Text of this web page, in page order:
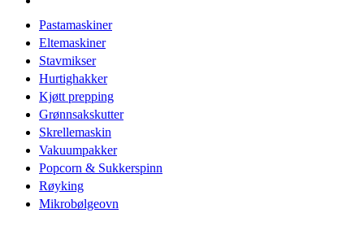
Pastamaskiner
Eltemaskiner
Stavmikser
Hurtighakker
Kjøtt prepping
Grønnsakskutter
Skrellemaskin
Vakuumpakker
Popcorn & Sukkerspinn
Røyking
Mikrobølgeovn